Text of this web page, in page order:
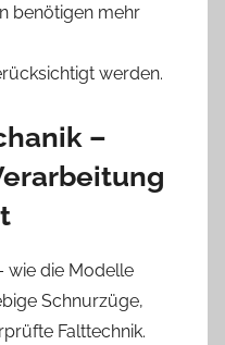
benötigen mehr
werden.
–
wie die Modelle
Schnurzüge,
Falttechnik.